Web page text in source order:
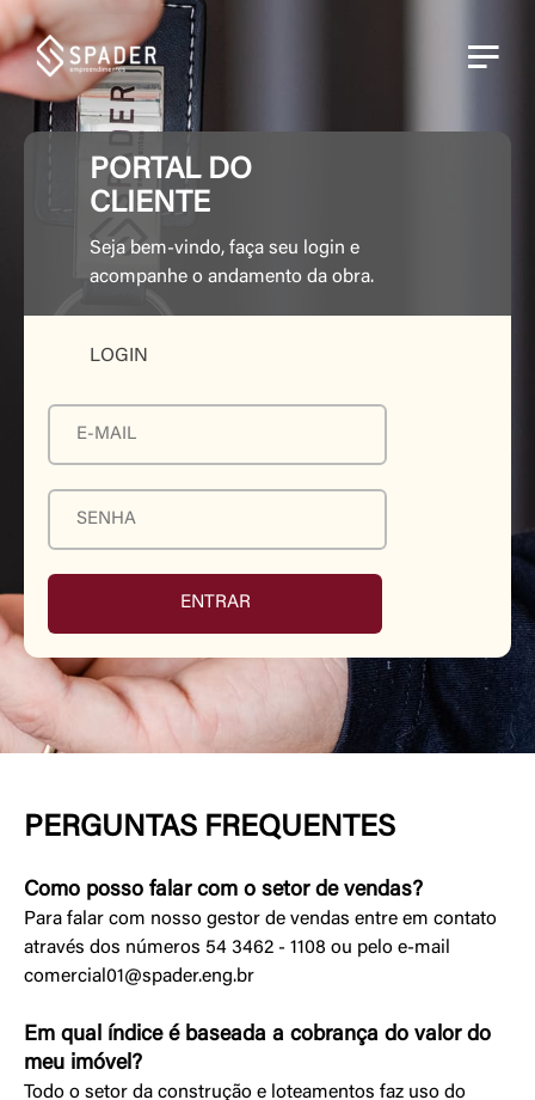
PORTAL DO
CLIENTE
Seja bem-vindo, faça seu login e
acompanhe o andamento da obra.
LOGIN
PERGUNTAS FREQUENTES
Como posso falar com o setor de vendas?
Para falar com nosso gestor de vendas entre em contato
através dos números 54 3462 - 1108 ou pelo e-mail
comercial01@spader.eng.br
Em qual índice é baseada a cobrança do valor do
meu imóvel?
Todo o setor da construção e loteamentos faz uso do